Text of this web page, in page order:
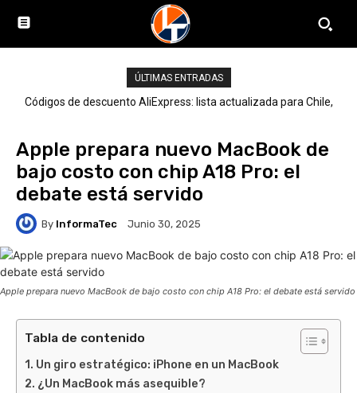
ÚLTIMAS ENTRADAS
Códigos de descuento AliExpress: lista actualizada para Chile,
Apple prepara nuevo MacBook de
bajo costo con chip A18 Pro: el
debate está servido
By InformaTec Junio 30, 2025
Apple prepara nuevo MacBook de bajo costo con chip A18 Pro: el debate está servido
Tabla de contenido
Un giro estratégico: iPhone en un MacBook
¿Un MacBook más asequible?